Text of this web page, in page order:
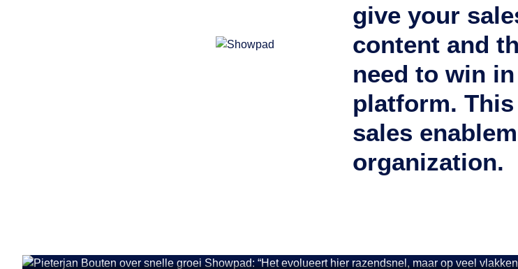
give your
content and
need to win
platform.
sales
organization.
Pieterjan Bouten over snelle
evolueert hier razendsnel, maar